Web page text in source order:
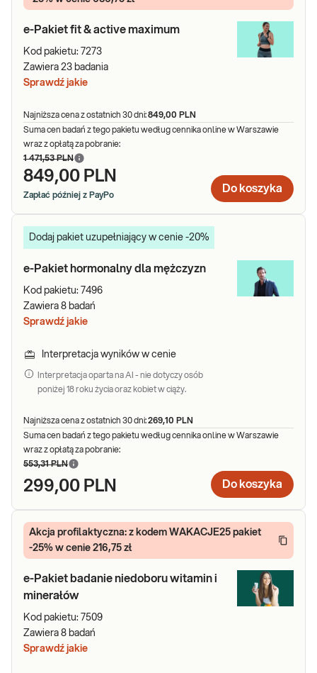
e-Pakiet fit & active maximum
Kod pakietu: 7273
Zawiera 23 badania
Sprawdź jakie
Najniższa cena z ostatnich 30 dni:849,00 PLN
Suma cen badań z tego pakietu według cennika online w Warszawie
wraz z opłatą za pobranie:
1 471,53 PLN
849,00 PLN
Zapłać później z PayPo
Do koszyka
Dodaj pakiet uzupełniający w cenie -20%
e-Pakiet hormonalny dla mężczyzn
Kod pakietu: 7496
Zawiera 8 badań
Sprawdź jakie
Interpretacja wyników w cenie
Interpretacja oparta na AI - nie dotyczy osób
poniżej 18 roku życia oraz kobiet w ciąży.
Najniższa cena z ostatnich 30 dni:269,10 PLN
Suma cen badań z tego pakietu według cennika online w Warszawie
wraz z opłatą za pobranie:
553,31 PLN
299,00 PLN Do koszyka
Akcja profilaktyczna: z kodem WAKACJE25 pakiet
-25% w cenie 216,75 zł
e-Pakiet badanie niedoboru witamin i
minerałów
Kod pakietu: 7509
Zawiera 8 badań
Sprawdź jakie